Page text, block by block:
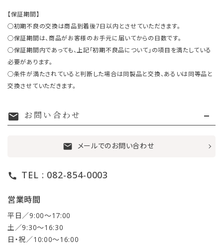
【保証期間】
○初期不良の交換は商品到着後7日以内とさせていただきます。
○保証期間は、商品がお客様のお手元に届いてからの日数です。
○保証期間内であっても、上記「初期不良品について」の項目を満たしている
必要があります。
○条件が満たされていると判断した場合は同製品と交換、あるいは同等品と
交換させていただきます。
mail お問い合わせ
mail メールでのお問い合わせ
call TEL : 082-854-0003
営業時間
平日／9:00〜17:00
土／9:30〜16:30
日・祝／10:00〜16:00